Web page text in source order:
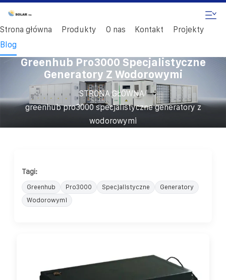
Strona główna Produkty O nas Kontakt
Projekty
Blog
Greenhub Pro3000 Specjalistyczne
Generatory Z Wodorowymi
STRONA GŁÓWNA/
greenhub pro3000 specjalistyczne generatory z
wodorowymi
Tagi:
Greenhub Pro3000 Specjalistyczne
Generatory
Wodorowymi